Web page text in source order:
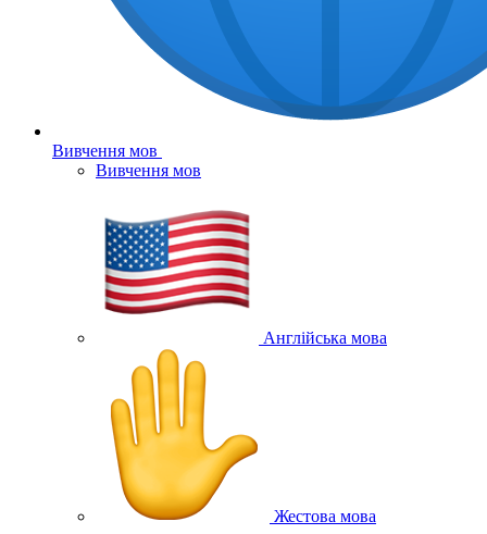
Вивчення мов
Вивчення мов
Англійська мова
Жестова мова